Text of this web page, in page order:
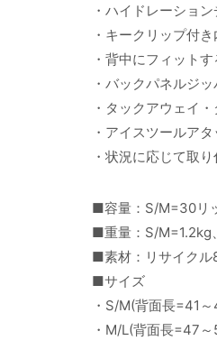
・ハイドレーショ
・キークリップ付
・背中にフィット
・バックパネルジ
・タックアウェイ
・アイスツールア
・状況に応じて取
■容量：S/M=30リ
■重量：S/M=1.2kg
■素材：リサイクル
■サイズ
・S/M(背面長=41
・M/L(背面長=47